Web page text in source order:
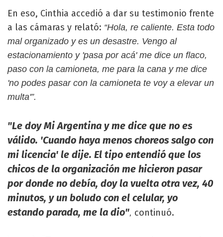
En eso, Cinthia accedió a dar su testimonio frente
a las cámaras y relató: “Hola, re caliente. Esta todo
mal organizado y es un desastre. Vengo al
estacionamiento y 'pasa por acá' me dice un flaco,
paso con la camioneta, me para la cana y me dice
'no podes pasar con la camioneta te voy a elevar un
multa'”.
"Le doy Mi Argentina y me dice que no es
válido. 'Cuando haya menos choreos salgo con
mi licencia' le dije. El tipo entendió que los
chicos de la organización me hicieron pasar
por donde no debía, doy la vuelta otra vez, 40
minutos, y un boludo con el celular, yo
estando parada, me la dio", continuó.